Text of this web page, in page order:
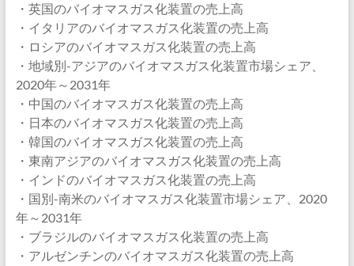
・英国のバイオマスガス化装置の売上高
・イタリアのバイオマスガス化装置の売上高
・ロシアのバイオマスガス化装置の売上高
・地域別-アジアのバイオマスガス化装置市場シェア、
2020年～2031年
・中国のバイオマスガス化装置の売上高
・日本のバイオマスガス化装置の売上高
・韓国のバイオマスガス化装置の売上高
・東南アジアのバイオマスガス化装置の売上高
・インドのバイオマスガス化装置の売上高
・国別-南米のバイオマスガス化装置市場シェア、2020
年～2031年
・ブラジルのバイオマスガス化装置の売上高
・アルゼンチンのバイオマスガス化装置の売上高